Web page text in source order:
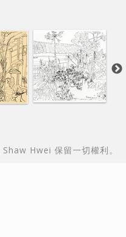
Hwei 保留一切權利。